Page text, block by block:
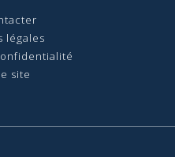
er
légales
site